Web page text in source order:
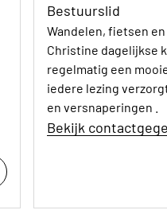
Bestuurslid
Wandelen, fietsen
Christine dagelijkse
regelmatig een
iedere lezing
en versnaperingen .
Bekijk